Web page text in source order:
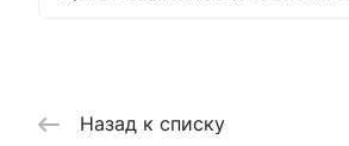
Назад к списку